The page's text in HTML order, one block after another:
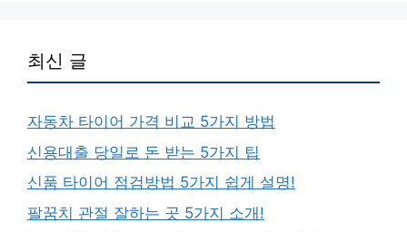
최신 글
자동차 타이어 가격 비교 5가지 방법
신용대출 당일로 돈 받는 5가지 팁
신품 타이어 점검방법 5가지 쉽게 설명!
팔꿈치 관절 잘하는 곳 5가지 소개!